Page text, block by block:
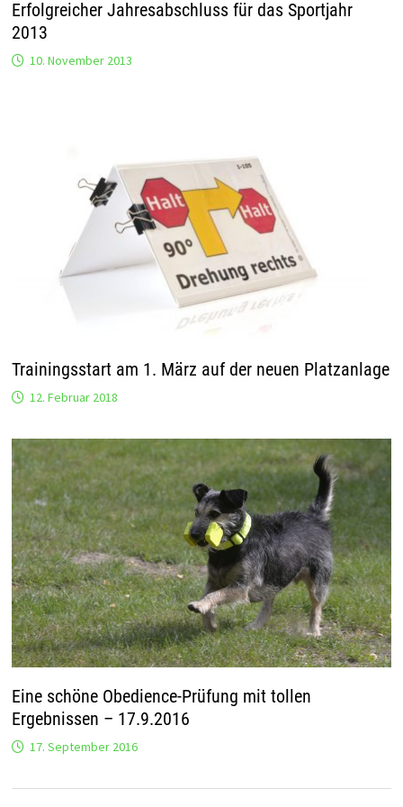
Erfolgreicher Jahresabschluss für das Sportjahr
2013
10. November 2013
Trainingsstart am 1. März auf der neuen Platzanlage
12. Februar 2018
Eine schöne Obedience-Prüfung mit tollen
Ergebnissen – 17.9.2016
17. September 2016